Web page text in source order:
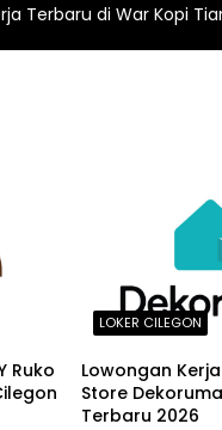
Terbaru di War Kopi
Ruko
LOKER CILEGON
Lowongan
Store
Terbaru 2026